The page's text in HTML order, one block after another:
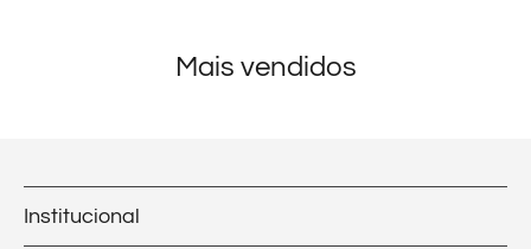
Mais vendidos
Institucional